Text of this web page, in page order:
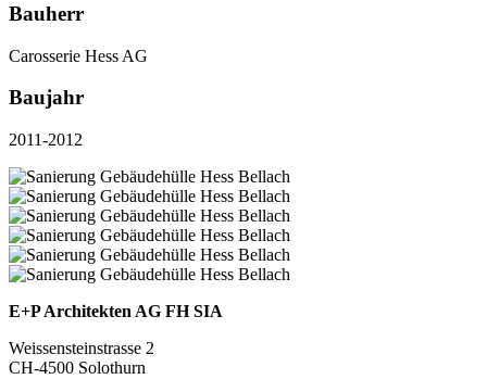
Bauherr
Carosserie Hess AG
Baujahr
2011-2012
E+P Architekten AG FH SIA
Weissensteinstrasse 2
CH-4500 Solothurn